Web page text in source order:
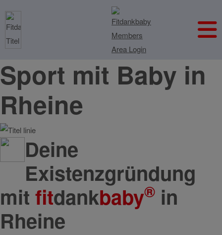
Sport mit Baby in
Rheine
Deine
Existenzgründung
mit fitdankbaby® in
Rheine